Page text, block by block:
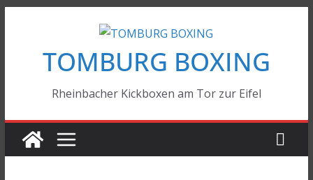
springenTOMBURG BOXING
Rheinbacher Kickboxen am Tor zur Eifel